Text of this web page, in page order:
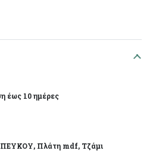
Mare είναι η
και τα “χτυπήματα” σε
κατασκευής, με
παλαίωση και φινίρισμα από
τυχόν νερά ή ρόζοι. Το
να φέρει ελάχιστες
λόγω της χειροποίητης
έως 10 ημέρες
Πλάτη mdf, Τζάμι